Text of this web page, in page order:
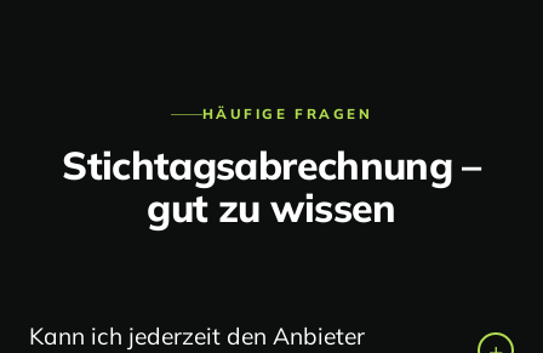
HÄUFIGE FRAGEN
Stichtagsabrechnung –
gut zu wissen
Kann ich jederzeit den Anbieter